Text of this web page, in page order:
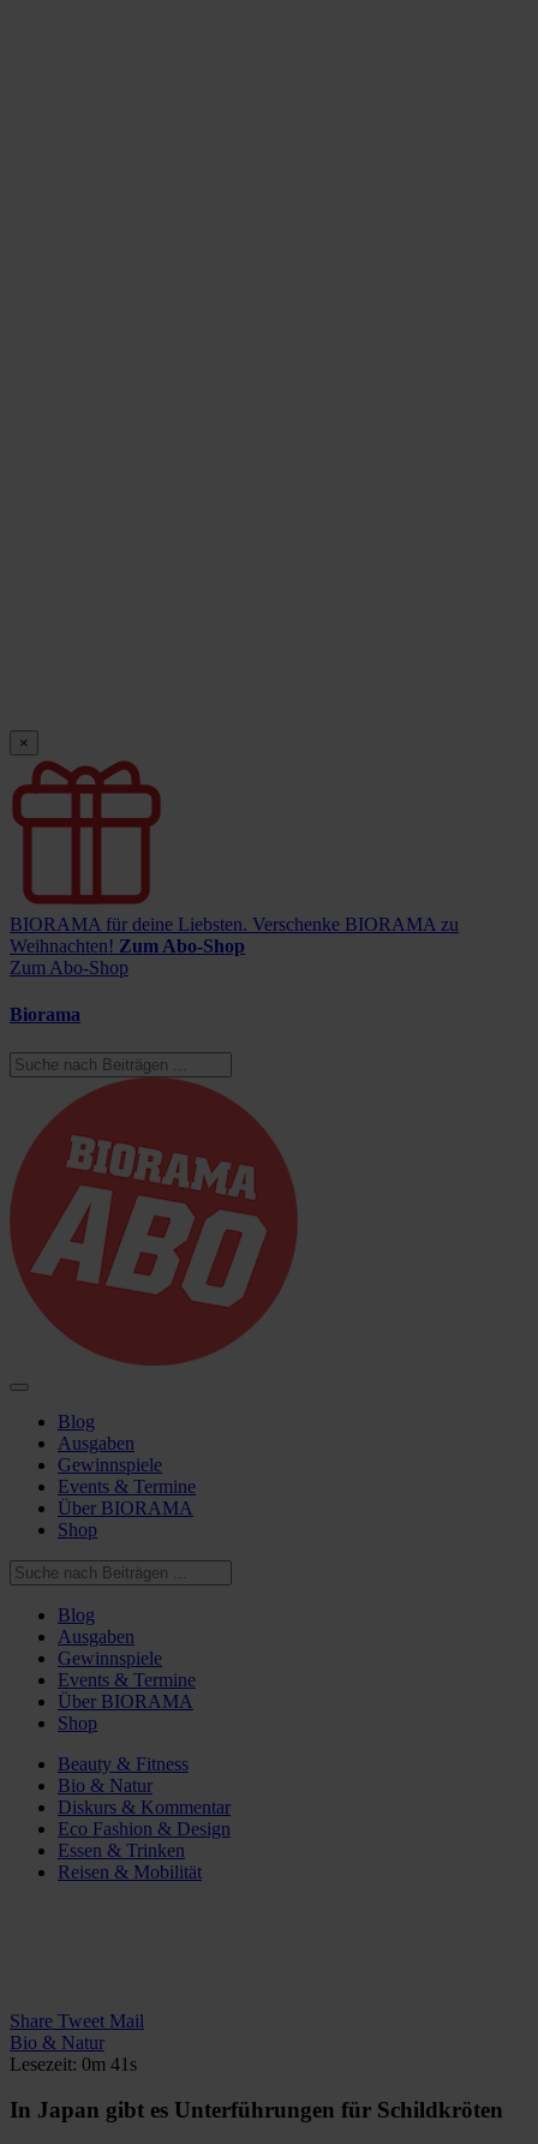
×
BIORAMA für deine Liebsten. Verschenke BIORAMA zu
Weihnachten! Zum Abo-Shop
Zum Abo-Shop
Biorama
Blog
Ausgaben
Gewinnspiele
Events & Termine
Über BIORAMA
Shop
Blog
Ausgaben
Gewinnspiele
Events & Termine
Über BIORAMA
Shop
Beauty & Fitness
Bio & Natur
Diskurs & Kommentar
Eco Fashion & Design
Essen & Trinken
Reisen & Mobilität
Share Tweet Mail
Bio & Natur
Lesezeit: 0m 41s
In Japan gibt es Unterführungen für Schildkröten